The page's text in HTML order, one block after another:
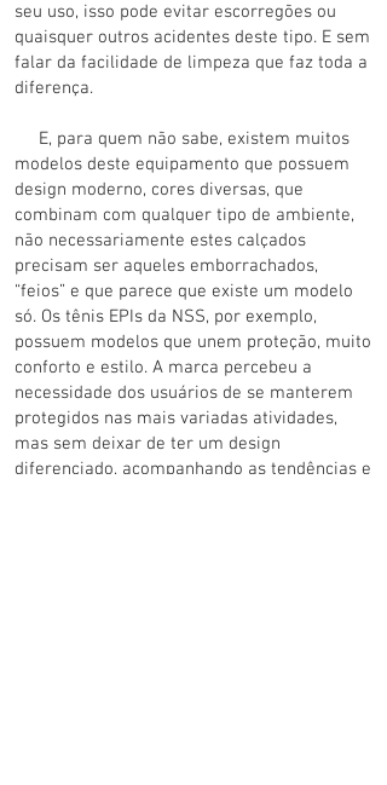
seu uso, isso pode evitar escorregões ou
quaisquer outros acidentes deste tipo. E sem
falar da facilidade de limpeza que faz toda a
diferença.
E, para quem não sabe, existem muitos
modelos deste equipamento que possuem
design moderno, cores diversas, que
combinam com qualquer tipo de ambiente,
não necessariamente estes calçados
precisam ser aqueles emborrachados,
“feios” e que parece que existe um modelo
só. Os tênis EPIs da NSS, por exemplo,
possuem modelos que unem proteção, muito
conforto e estilo. A marca percebeu a
necessidade dos usuários de se manterem
protegidos nas mais variadas atividades,
mas sem deixar de ter um design
diferenciado, acompanhando as tendências e